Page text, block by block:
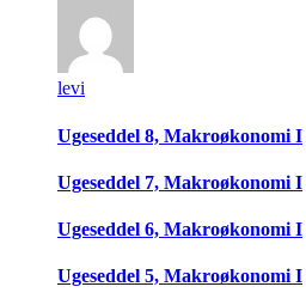
levi
Ugeseddel 8, Makroøkonomi I
Ugeseddel 7, Makroøkonomi I
Ugeseddel 6, Makroøkonomi I
Ugeseddel 5, Makroøkonomi I